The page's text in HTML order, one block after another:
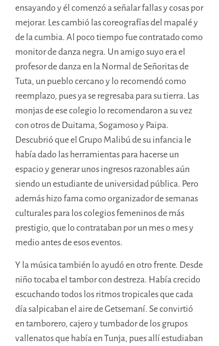
ensayando y él comenzó a señalar fallas y cosas por
mejorar. Les cambió las coreografías del mapalé y
de la cumbia. Al poco tiempo fue contratado como
monitor de danza negra. Un amigo suyo era el
profesor de danza en la Normal de Señoritas de
Tuta, un pueblo cercano y lo recomendó como
reemplazo, pues ya se regresaba para su tierra. Las
monjas de ese colegio lo recomendaron a su vez
con otros de Duitama, Sogamoso y Paipa.
Descubrió que el Grupo Malibú de su infancia le
había dado las herramientas para hacerse un
espacio y generar unos ingresos razonables aún
siendo un estudiante de universidad pública. Pero
además hizo fama como organizador de semanas
culturales para los colegios femeninos de más
prestigio, que lo contrataban por un mes o mes y
medio antes de esos eventos.
Y la música también lo ayudó en otro frente. Desde
niño tocaba el tambor con destreza. Había crecido
escuchando todos los ritmos tropicales que cada
día salpicaban el aire de Getsemaní. Se convirtió
en tamborero, cajero y tumbador de los grupos
vallenatos que había en Tunja, pues allí estudiaban